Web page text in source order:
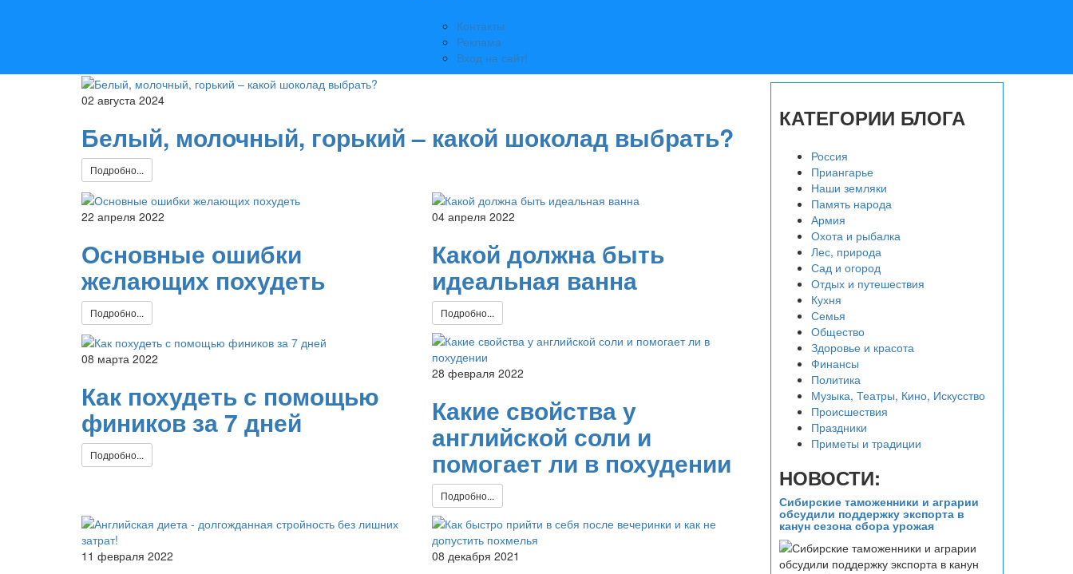
Контакты
Реклама
Вход на сайт!
02 августа 2024
Белый, молочный, горький – какой шоколад выбрать?
Подробно...
22 апреля 2022
Основные ошибки
желающих похудеть
Подробно...
04 апреля 2022
Какой должна быть
идеальная ванна
Подробно...
08 марта 2022
Как похудеть с помощью
фиников за 7 дней
Подробно...
28 февраля 2022
Какие свойства у
английской соли и
помогает ли в похудении
Подробно...
11 февраля 2022 08 декабря 2021
КАТЕГОРИИ БЛОГА
Россия
Приангарье
Наши земляки
Память народа
Армия
Охота и рыбалка
Лес, природа
Сад и огород
Отдых и путешествия
Кухня
Семья
Общество
Здоровье и красота
Финансы
Политика
Музыка, Театры, Кино, Искусство
Происшествия
Праздники
Приметы и традиции
НОВОСТИ:
Сибирские таможенники и аграрии
обсудили поддержку экспорта в
канун сезона сбора урожая